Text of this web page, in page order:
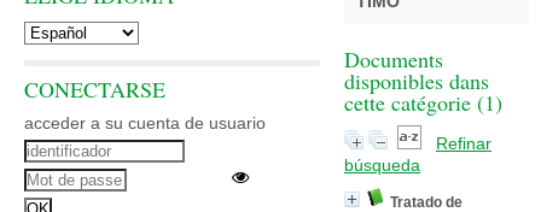
Documents
disponibles dans
cette catégorie (1)
Refinar
búsqueda
Tratado de
CONECTARSE
acceder a su cuenta de usuario